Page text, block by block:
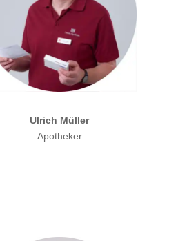
Ulrich Müller
Apotheker